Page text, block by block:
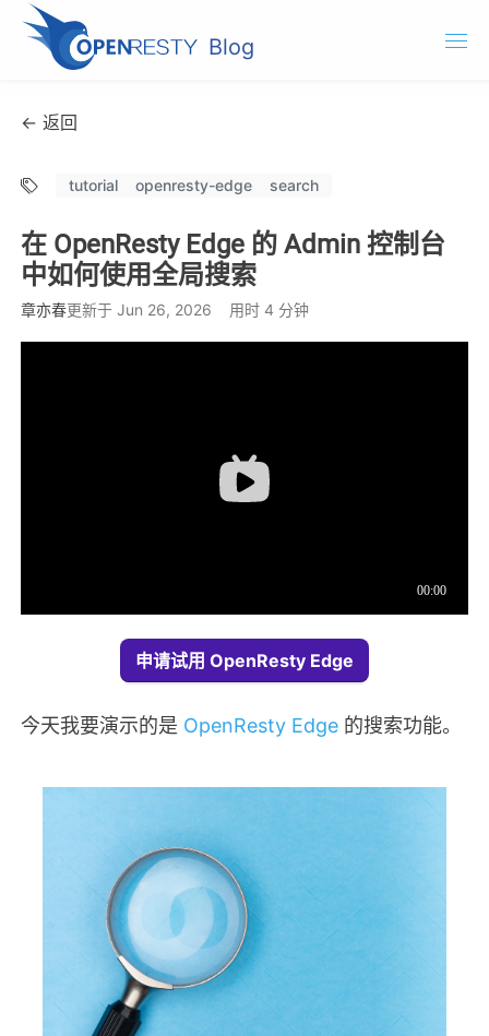
Blog
OpenResty Edge
文档
OpenResty Edge
← 返回
tutorial openresty-edge search
在 OpenResty Edge 的 Admin 控制台
中如何使用全局搜索
章亦春更新于 Jun 26, 2026 用时 4 分钟
申请试用 OpenResty Edge
今天我要演示的是 OpenResty Edge 的搜索功能。